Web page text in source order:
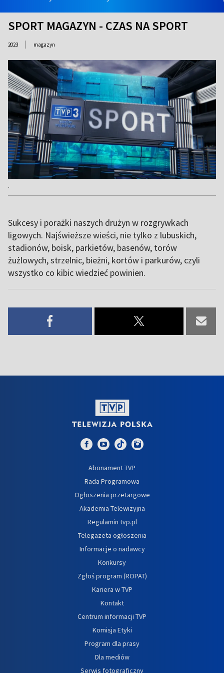
SPORT MAGAZYN - CZAS NA SPORT
2023 | magazyn
.
Sukcesy i porażki naszych drużyn w rozgrywkach
ligowych. Najświeższe wieści, nie tylko z lubuskich,
stadionów, boisk, parkietów, basenów, torów
żużlowych, strzelnic, bieżni, kortów i parkurów, czyli
wszystko co kibic wiedzieć powinien.
Abonament TVP
Rada Programowa
Ogłoszenia przetargowe
Akademia Telewizyjna
Regulamin tvp.pl
Telegazeta ogłoszenia
Informacje o nadawcy
Konkursy
Zgłoś program (ROPAT)
Kariera w TVP
Kontakt
Centrum informacji TVP
Komisja Etyki
Program dla prasy
Dla mediów
Serwis fotograficzny